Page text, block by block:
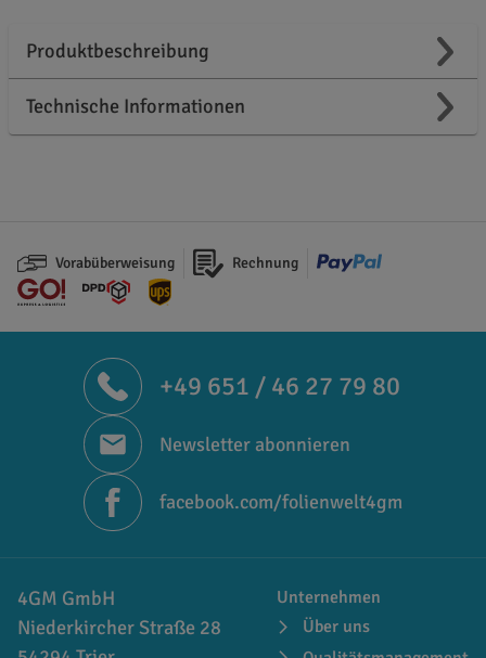
Produktbeschreibung
Technische Informationen
Vorabüberweisung Rechnung
+49 651 / 46 27 79 80
Newsletter abonnieren
facebook.com/folienwelt4gm
4GM GmbH
Niederkircher Straße 28
Unternehmen
Über uns